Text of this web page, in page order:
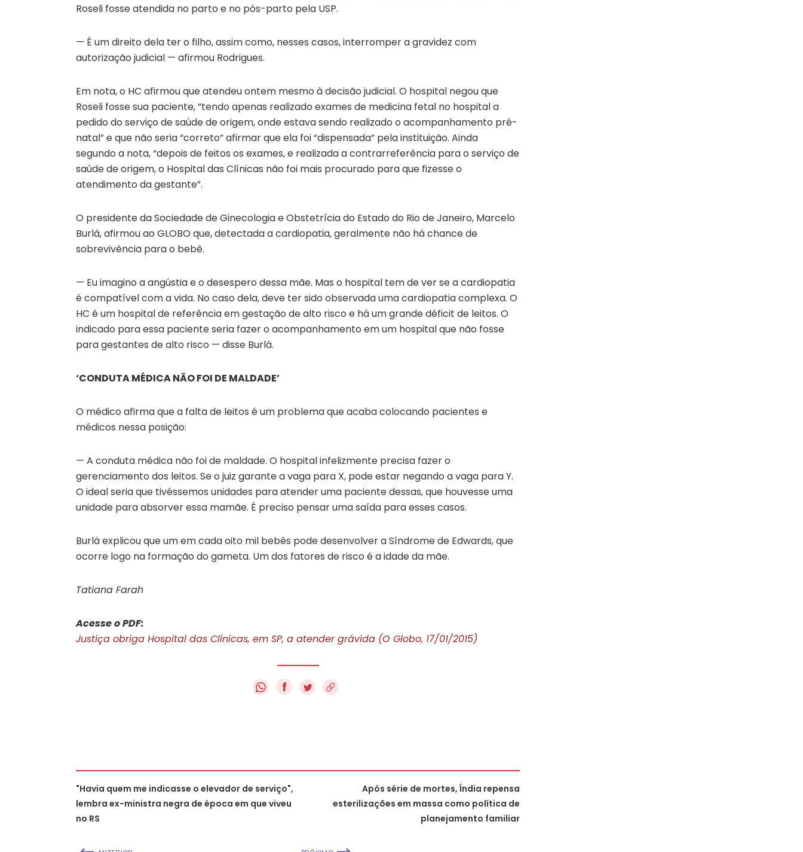
Roseli fosse atendida no parto e no pós-parto pela USP.
— É um direito dela ter o filho, assim como, nesses casos, interromper a gravidez com
autorização judicial — afirmou Rodrigues.
Em nota, o HC afirmou que atendeu ontem mesmo à decisão judicial. O hospital negou que
Roseli fosse sua paciente, “tendo apenas realizado exames de medicina fetal no hospital a
pedido do serviço de saúde de origem, onde estava sendo realizado o acompanhamento pré-
natal” e que não seria “correto” afirmar que ela foi “dispensada” pela instituição. Ainda
segundo a nota, “depois de feitos os exames, e realizada a contrarreferência para o serviço de
saúde de origem, o Hospital das Clínicas não foi mais procurado para que fizesse o
atendimento da gestante”.
O presidente da Sociedade de Ginecologia e Obstetrícia do Estado do Rio de Janeiro, Marcelo
Burlá, afirmou ao GLOBO que, detectada a cardiopatia, geralmente não há chance de
sobrevivência para o bebê.
— Eu imagino a angústia e o desespero dessa mãe. Mas o hospital tem de ver se a cardiopatia
é compatível com a vida. No caso dela, deve ter sido observada uma cardiopatia complexa. O
HC é um hospital de referência em gestação de alto risco e há um grande déficit de leitos. O
indicado para essa paciente seria fazer o acompanhamento em um hospital que não fosse
para gestantes de alto risco — disse Burlá.
‘CONDUTA MÉDICA NÃO FOI DE MALDADE’
O médico afirma que a falta de leitos é um problema que acaba colocando pacientes e
médicos nessa posição:
— A conduta médica não foi de maldade. O hospital infelizmente precisa fazer o
gerenciamento dos leitos. Se o juiz garante a vaga para X, pode estar negando a vaga para Y.
O ideal seria que tivéssemos unidades para atender uma paciente dessas, que houvesse uma
unidade para absorver essa mamãe. É preciso pensar uma saída para esses casos.
Burlá explicou que um em cada oito mil bebês pode desenvolver a Síndrome de Edwards, que
ocorre logo na formação do gameta. Um dos fatores de risco é a idade da mãe.
Tatiana Farah
Acesse o PDF:
Justiça obriga Hospital das Clínicas, em SP, a atender grávida (O Globo, 17/01/2015)
f
"Havia quem me indicasse o elevador de serviço",
lembra ex-ministra negra de época em que viveu
no RS
Após série de mortes, Índia repensa
esterilizações em massa como política de
planejamento familiar